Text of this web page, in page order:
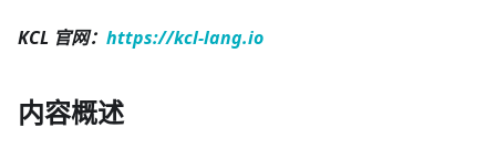
KCL 官网： https://kcl-lang.io
内容概述